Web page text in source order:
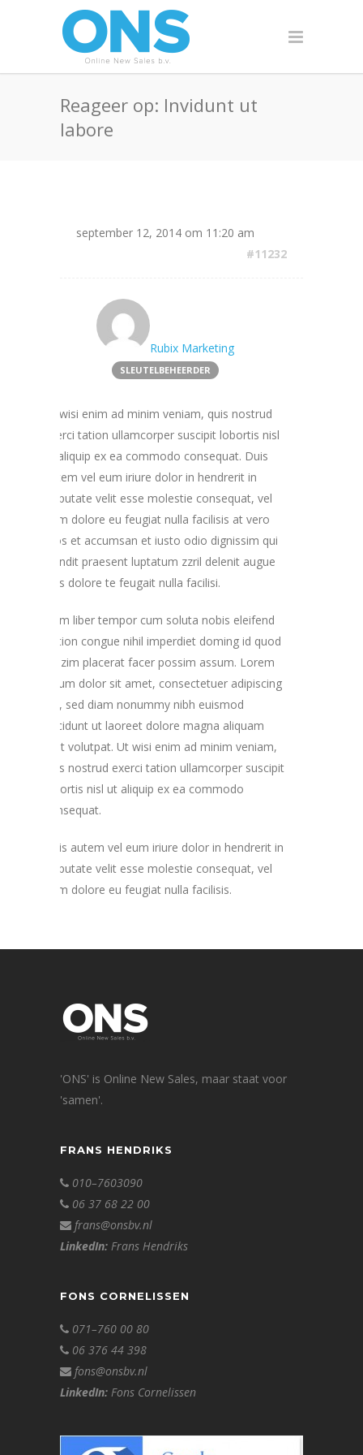
Reageer op: Invidunt ut
labore
september 12, 2014 om 11:20 am
#11232
Rubix Marketing
SLEUTELBEHEERDER
Ut wisi enim ad minim veniam, quis nostrud
exerci tation ullamcorper suscipit lobortis nisl
ut aliquip ex ea commodo consequat. Duis
autem vel eum iriure dolor in hendrerit in
vulputate velit esse molestie consequat, vel
illum dolore eu feugiat nulla facilisis at vero
eros et accumsan et iusto odio dignissim qui
blandit praesent luptatum zzril delenit augue
duis dolore te feugait nulla facilisi.
Nam liber tempor cum soluta nobis eleifend
option congue nihil imperdiet doming id quod
mazim placerat facer possim assum. Lorem
ipsum dolor sit amet, consectetuer adipiscing
elit, sed diam nonummy nibh euismod
tincidunt ut laoreet dolore magna aliquam
erat volutpat. Ut wisi enim ad minim veniam,
quis nostrud exerci tation ullamcorper suscipit
lobortis nisl ut aliquip ex ea commodo
consequat.
Duis autem vel eum iriure dolor in hendrerit in
vulputate velit esse molestie consequat, vel
illum dolore eu feugiat nulla facilisis.
'ONS' is Online New Sales, maar staat voor
'samen'.
FRANS HENDRIKS
010–7603090
06 37 68 22 00
frans@onsbv.nl
LinkedIn: Frans Hendriks
FONS CORNELISSEN
071–760 00 80
06 376 44 398
fons@onsbv.nl
LinkedIn: Fons Cornelissen